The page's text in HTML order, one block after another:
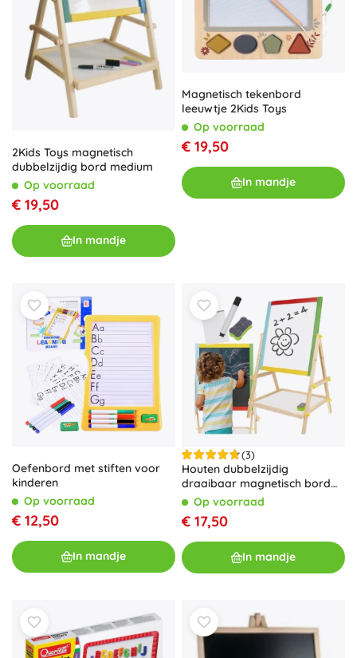
2Kids Toys magnetisch
dubbelzijdig bord medium
Op voorraad
€ 19,50
In mandje
Magnetisch tekenbord
leeuwtje 2Kids Toys
Op voorraad
€ 19,50
In mandje
Oefenbord met stiften voor
kinderen
Op voorraad
€ 12,50
In mandje
(3)
Houten dubbelzijdig
draaibaar magnetisch bord
voor kinderen KRUZZEL
Op voorraad
€ 17,50
In mandje